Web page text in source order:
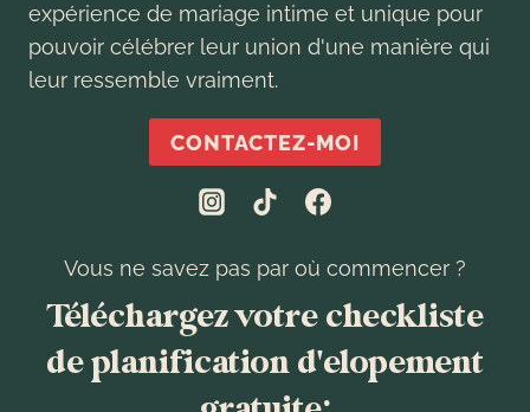
expérience de mariage intime et unique pour
pouvoir célébrer leur union d'une manière qui
leur ressemble vraiment.
CONTACTEZ-MOI
Vous ne savez pas par où commencer ?
Téléchargez votre checkliste
de planification d'elopement